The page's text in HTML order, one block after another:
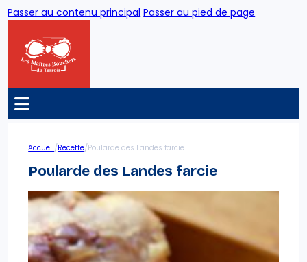
Passer au contenu principal Passer au pied de page
Accueil/Recette/Poularde des Landes farcie
Poularde des Landes farcie